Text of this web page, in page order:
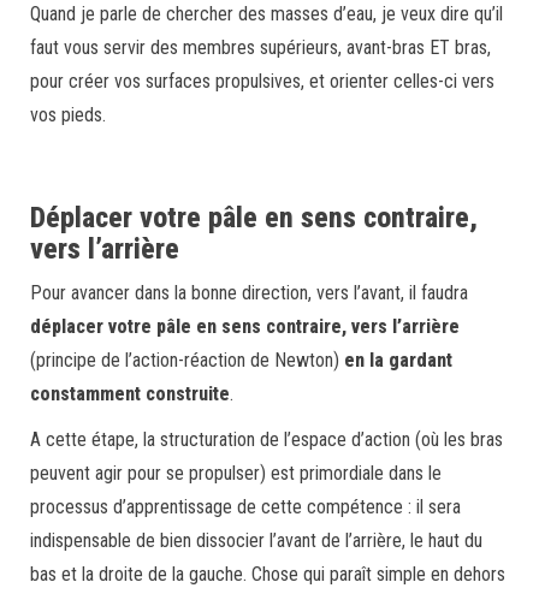
Quand je parle de chercher des masses d’eau, je veux dire qu’il
faut vous servir des membres supérieurs, avant-bras ET bras,
pour créer vos surfaces propulsives, et orienter celles-ci vers
vos pieds.
Déplacer votre pâle en sens contraire,
vers l’arrière
Pour avancer dans la bonne direction, vers l’avant, il faudra
déplacer votre pâle en sens contraire, vers l’arrière
(principe de l’action-réaction de Newton) en la gardant
constamment construite.
A cette étape, la structuration de l’espace d’action (où les bras
peuvent agir pour se propulser) est primordiale dans le
processus d’apprentissage de cette compétence : il sera
indispensable de bien dissocier l’avant de l’arrière, le haut du
bas et la droite de la gauche. Chose qui paraît simple en dehors